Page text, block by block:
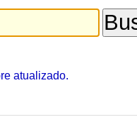
atualizado.